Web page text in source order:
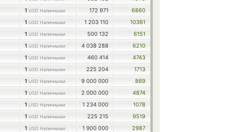
1 USD Наличными 172 971
6860
1 USD Наличными 1 203 110
10361
1 USD Наличными 500 132
6151
1 USD Наличными 4 038 288
6210
1 USD Наличными 460 414
4743
1 USD Наличными 225 204
1713
1 USD Наличными 9 000 000
869
1 USD Наличными 2 000 000
4874
1 USD Наличными 1 234 000
1078
1 USD Наличными 225 215
9519
1 USD Наличными 1 900 000
2987